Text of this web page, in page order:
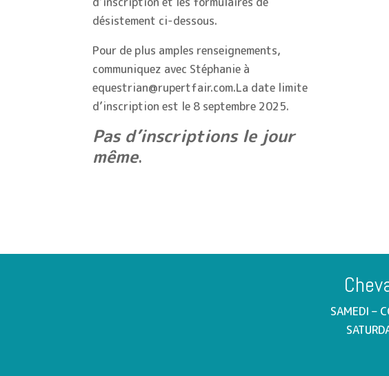
désistement ci-dessous.
Pour de plus amples renseignements,
communiquez avec Stéphanie à
equestrian@rupertfair.com.La date limite
d’inscription est le 8 septembre 2025.
Pas d’inscriptions le jour
même.
SAMEDI –